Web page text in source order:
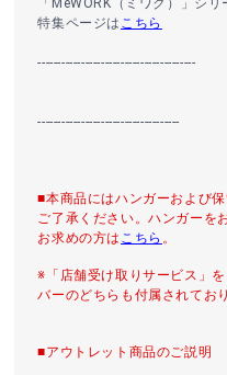
「MeWORK（ミワク）」シリ
特集ページは こちら
----------------------------------------
------------------------------------
■本商品にはハンガーおよび
ご了承ください。ハンガーを
お求めの方は こちら 。
※「店舗受け取りサービス」
バーのどちらも付属されてお
■アウトレット商品のご説明